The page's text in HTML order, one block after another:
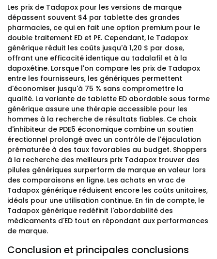
Les prix de Tadapox pour les versions de marque
dépassent souvent $4 par tablette des grandes
pharmacies, ce qui en fait une option premium pour le
double traitement ED et PE. Cependant, le Tadapox
générique réduit les coûts jusqu'à 1,20 $ par dose,
offrant une efficacité identique au tadalafil et à la
dapoxétine. Lorsque l'on compare les prix de Tadapox
entre les fournisseurs, les génériques permettent
d'économiser jusqu'à 75 % sans compromettre la
qualité. La variante de tablette ED abordable sous forme
générique assure une thérapie accessible pour les
hommes à la recherche de résultats fiables. Ce choix
d'inhibiteur de PDE5 économique combine un soutien
érectionnel prolongé avec un contrôle de l'éjaculation
prématurée à des taux favorables au budget. Shoppers
à la recherche des meilleurs prix Tadapox trouver des
pilules génériques surperform de marque en valeur lors
des comparaisons en ligne. Les achats en vrac de
Tadapox générique réduisent encore les coûts unitaires,
idéals pour une utilisation continue. En fin de compte, le
Tadapox générique redéfinit l'abordabilité des
médicaments d'ED tout en répondant aux performances
de marque.
Conclusion et principales conclusions